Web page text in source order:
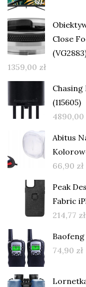
Close
1359,00 zł
(115605)
4890,00
Abitus
66,90 zł
Peak
Fabric
214,77 zł
74,90 zł